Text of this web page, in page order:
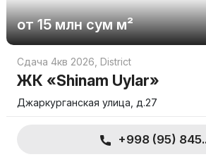
от15 млн сумм²
Сдача 4кв 2026 District
ЖК «Shinam Uylar»
Джаркурганская улица, д.27
+998 (95)